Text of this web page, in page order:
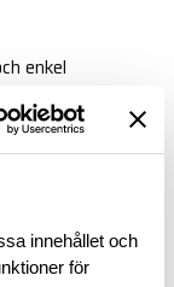
innehållet och
för
enkel
COVER